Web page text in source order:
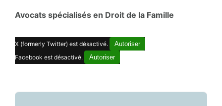
Avocats spécialisés en Droit de la Famille
X (formerly Twitter) est désactivé.
Autoriser
Facebook est désactivé.
Autoriser